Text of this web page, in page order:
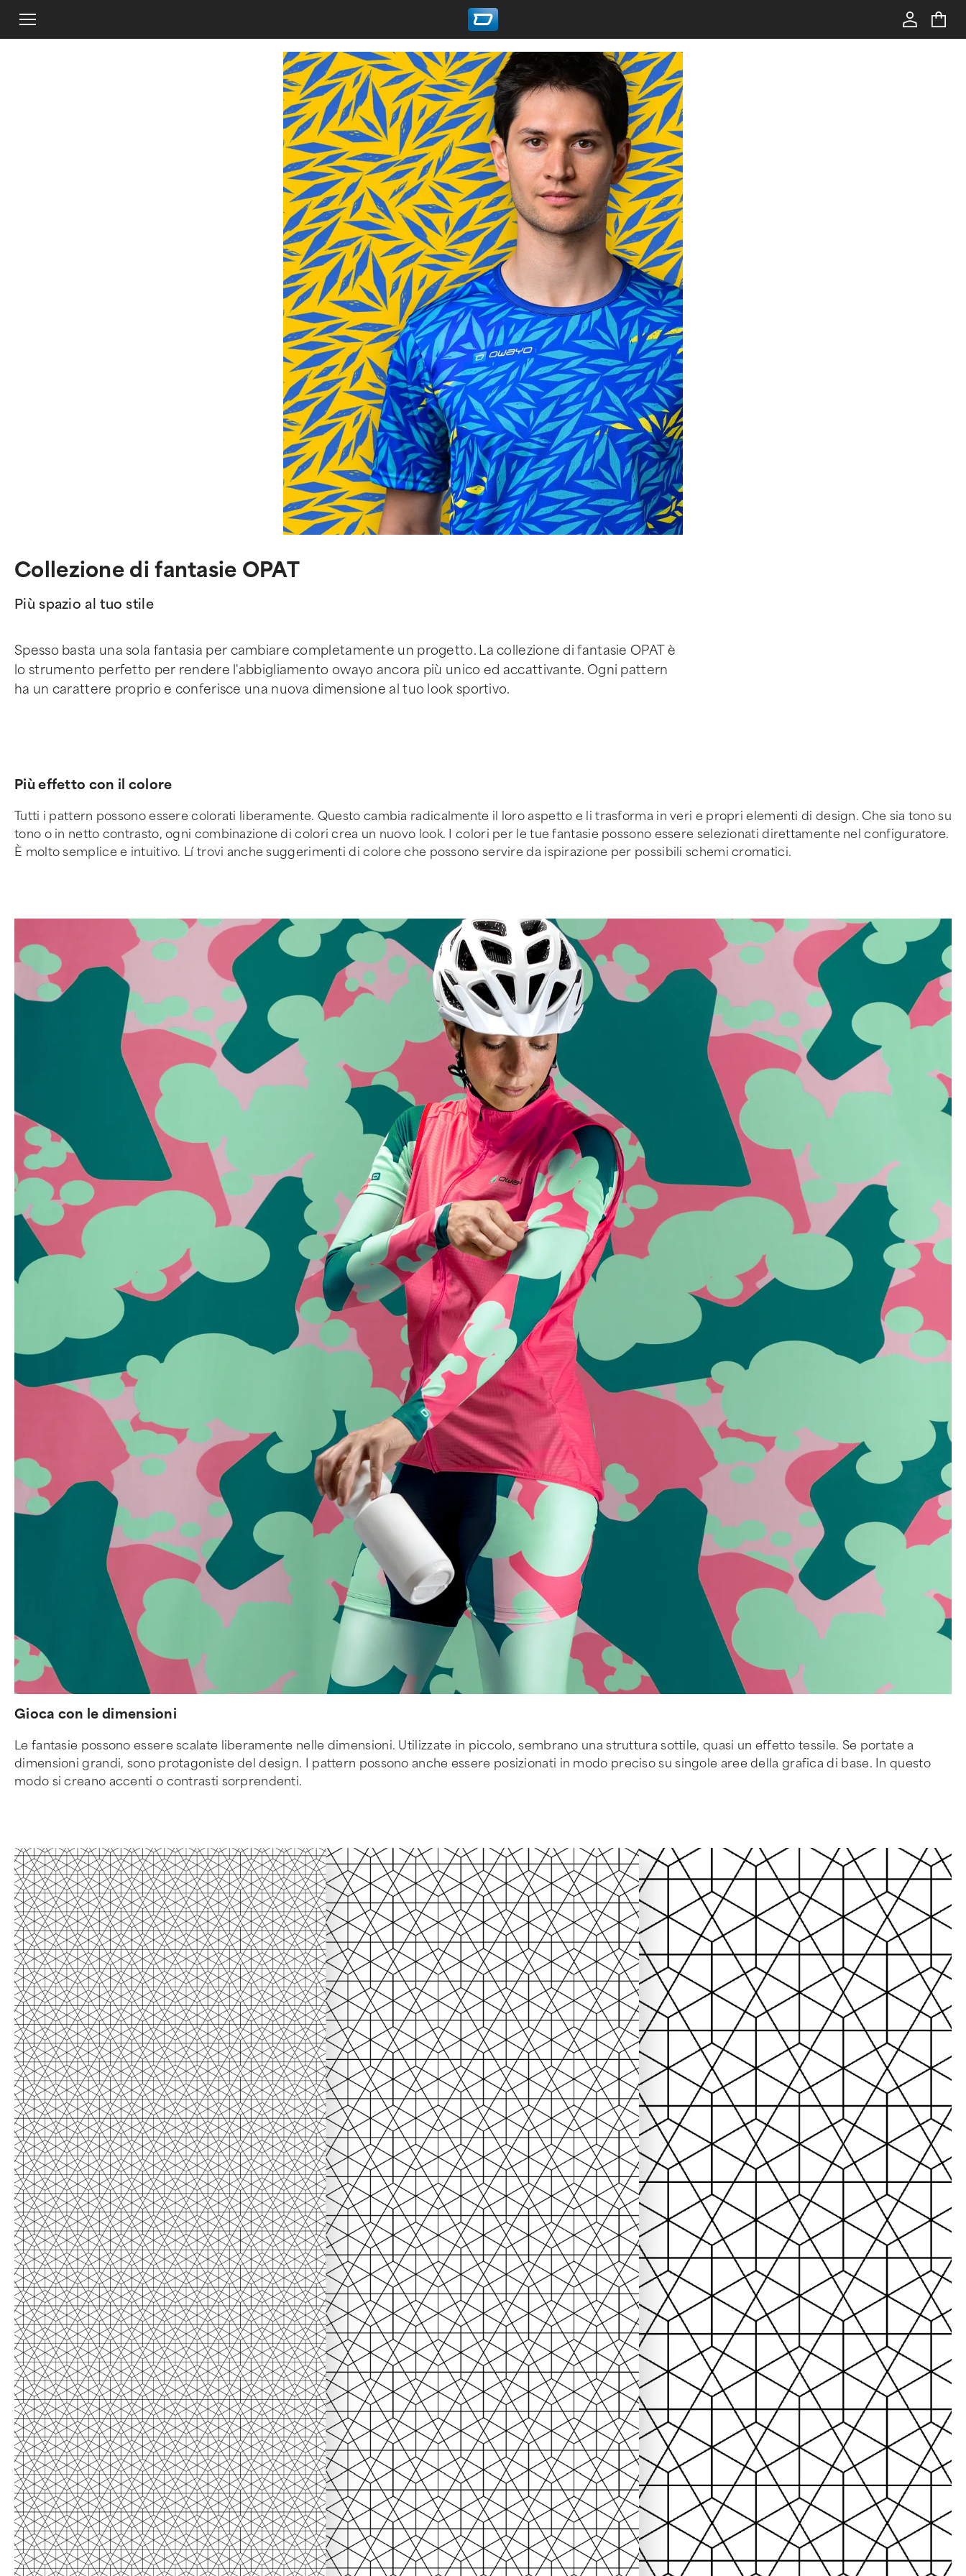
Collezione di fantasie OPAT
Più spazio al tuo stile
Spesso basta una sola fantasia per cambiare completamente un progetto. La collezione di fantasie OPAT è
lo strumento perfetto per rendere l'abbigliamento owayo ancora più unico ed accattivante. Ogni pattern
ha un carattere proprio e conferisce una nuova dimensione al tuo look sportivo.
Più effetto con il colore
Tutti i pattern possono essere colorati liberamente. Questo cambia radicalmente il loro aspetto e li trasforma in veri e propri elementi di design. Che sia tono su
tono o in netto contrasto, ogni combinazione di colori crea un nuovo look. I colori per le tue fantasie possono essere selezionati direttamente nel configuratore.
È molto semplice e intuitivo. Lí trovi anche suggerimenti di colore che possono servire da ispirazione per possibili schemi cromatici.
Gioca con le dimensioni
Le fantasie possono essere scalate liberamente nelle dimensioni. Utilizzate in piccolo, sembrano una struttura sottile, quasi un effetto tessile. Se portate a
dimensioni grandi, sono protagoniste del design. I pattern possono anche essere posizionati in modo preciso su singole aree della grafica di base. In questo
modo si creano accenti o contrasti sorprendenti.